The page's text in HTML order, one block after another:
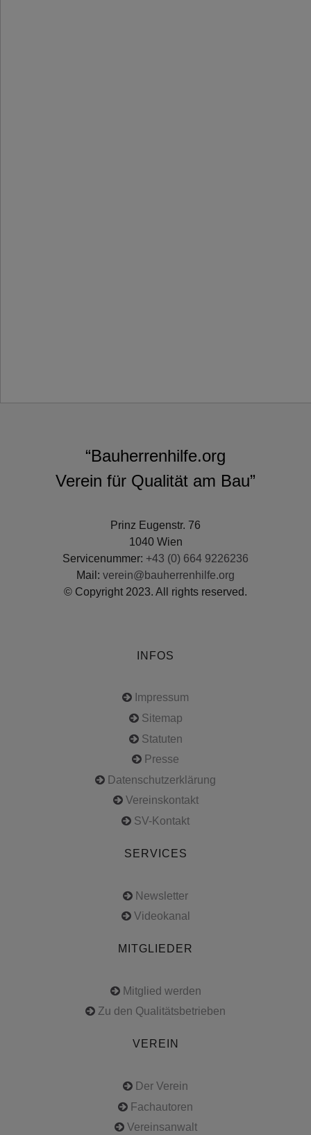
“Bauherrenhilfe.org
Verein für Qualität am Bau”
Prinz Eugenstr. 76
1040 Wien
Servicenummer: +43 (0) 664 9226236
Mail: verein@bauherrenhilfe.org
© Copyright 2023. All rights reserved.
INFOS
Impressum
Sitemap
Statuten
Presse
Datenschutzerklärung
Vereinskontakt
SV-Kontakt
SERVICES
Newsletter
Videokanal
MITGLIEDER
Mitglied werden
Zu den Qualitätsbetrieben
VEREIN
Der Verein
Fachautoren
Vereinsanwalt